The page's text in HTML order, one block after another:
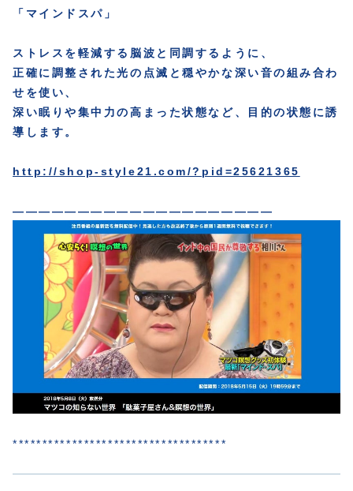
「マインドスパ」
ストレスを軽減する脳波と同調するように、
正確に調整された光の点滅と穏やかな深い音の組み合わ
せを使い、
深い眠りや集中力の高まった状態など、目的の状態に誘
導します。
http://shop-style21.com/?pid=25621365
————————————————————
************************************